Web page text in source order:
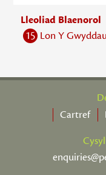
Lleoliad Blaenorol
15 Lon Y
Cartref